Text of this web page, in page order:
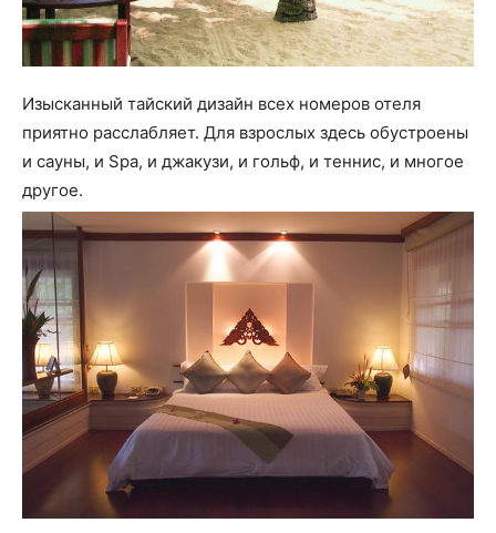
Изысканный тайский дизайн всех номеров отеля
приятно расслабляет. Для взрослых здесь обустроены
и сауны, и Spa, и джакузи, и гольф, и теннис, и многое
другое.